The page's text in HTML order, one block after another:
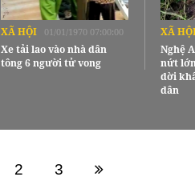
XÃ HỘI 01/01/1970 07:00:00
Xe tải lao vào nhà dân
tông 6 người tử vong
XÃ
Nghệ
nứt
dời
dân
2 3